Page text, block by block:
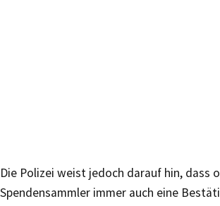
Die Polizei weist jedoch darauf hin, dass
Spendensammler immer auch eine